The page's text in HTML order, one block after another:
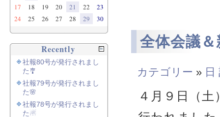
全体会議
カテゴリー » 日
４月９日（
17
18 19 20 21 22
23
24
25 26 27 28 29 30
Recently
社報80号が発行されまし
た🎐
社報79号が発行されまし
た🌸
社報78号が発行されまし
た☃